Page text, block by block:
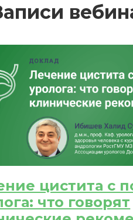
цистита с
что говорят
медкоины будут